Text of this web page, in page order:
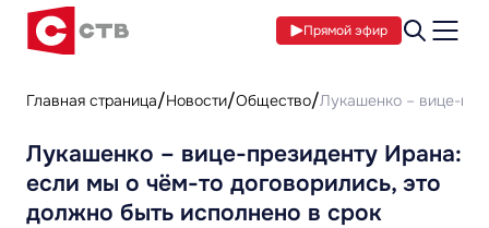
Прямой эфир
Главная страница Новости Общество Лукашенко – вице-
Лукашенко – вице-президенту Ирана:
если мы о чём-то договорились, это
должно быть исполнено в срок